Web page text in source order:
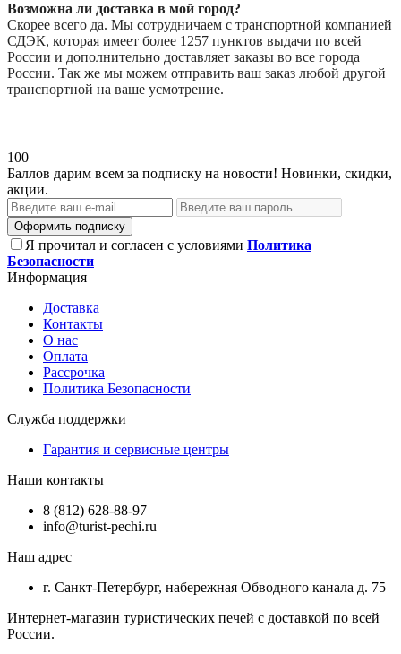
Возможна ли доставка в мой город?
Скорее всего да. Мы сотрудничаем с транспортной компанией
СДЭК, которая имеет более 1257 пунктов выдачи по всей
России и дополнительно доставляет заказы во все города
России. Так же мы можем отправить ваш заказ любой другой
транспортной на ваше усмотрение.
100
Баллов дарим всем за подписку на новости! Новинки, скидки,
акции.
Оформить подписку
Я прочитал и согласен с условиями Политика
Безопасности
Информация
Доставка
Контакты
О нас
Оплата
Рассрочка
Политика Безопасности
Служба поддержки
Гарантия и сервисные центры
Наши контакты
8 (812) 628-88-97
info@turist-pechi.ru
Наш адрес
г. Санкт-Петербург, набережная Обводного канала д. 75
Интернет-магазин туристических печей с доставкой по всей
России.